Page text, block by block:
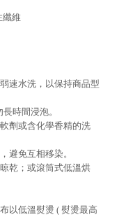
纖維
速水洗，以保持商品型
時間浸泡。
劑或含化學香精的洗
避免互相移染。
乾；或滾筒式低溫烘
以低溫熨燙 ( 熨燙最高